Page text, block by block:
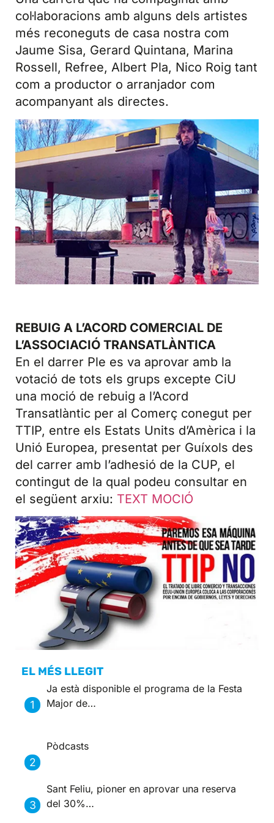
col·laboracions amb alguns dels artistes
més reconeguts de casa nostra com
Jaume Sisa, Gerard Quintana, Marina
Rossell, Refree, Albert Pla, Nico Roig tant
com a productor o arranjador com
acompanyant als directes.
REBUIG A L’ACORD COMERCIAL DE
L’ASSOCIACIÓ TRANSATLÀNTICA
En el darrer Ple es va aprovar amb la
votació de tots els grups excepte CiU
una moció de rebuig a l’Acord
Transatlàntic per al Comerç conegut per
TTIP, entre els Estats Units d’Amèrica i la
Unió Europea, presentat per Guíxols des
del carrer amb l’adhesió de la CUP, el
contingut de la qual podeu consultar en
el següent arxiu: TEXT MOCIÓ
EL MÉS LLEGIT
Ja està disponible el programa de la Festa
Major de…
Pòdcasts
Sant Feliu, pioner en aprovar una reserva
del 30%…